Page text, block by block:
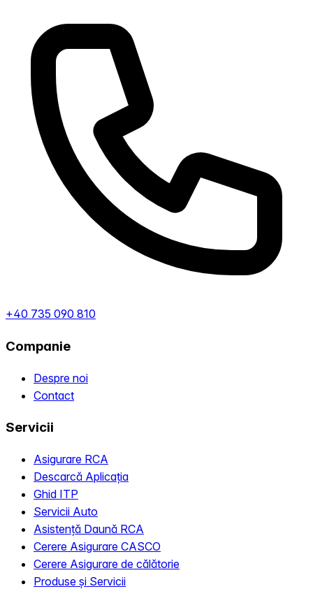
+40 735 090 810
Companie
Despre noi
Contact
Servicii
Asigurare RCA
Descarcă Aplicația
Ghid ITP
Servicii Auto
Asistență Daună RCA
Cerere Asigurare CASCO
Cerere Asigurare de călătorie
Produse și Servicii